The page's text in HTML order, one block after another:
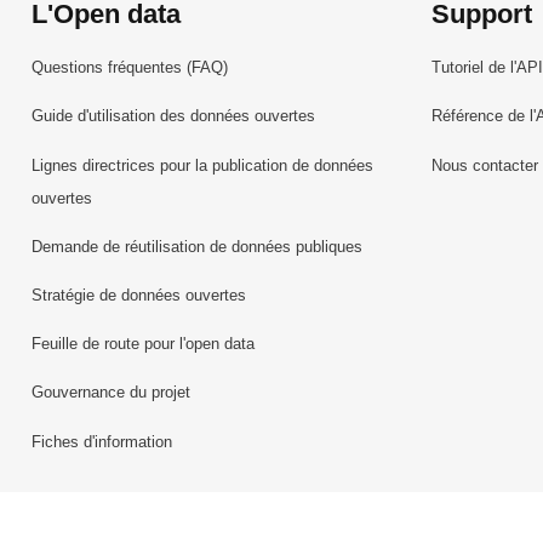
L'Open data
Questions fréquentes (FAQ)
Guide d'utilisation des données ouvertes
Lignes directrices pour la publication de données
ouvertes
Demande de réutilisation de données publiques
Stratégie de données ouvertes
Feuille de route pour l'open data
Gouvernance du projet
Fiches d'information
Support
Tutoriel de l'API
Référence de
Nous contacter